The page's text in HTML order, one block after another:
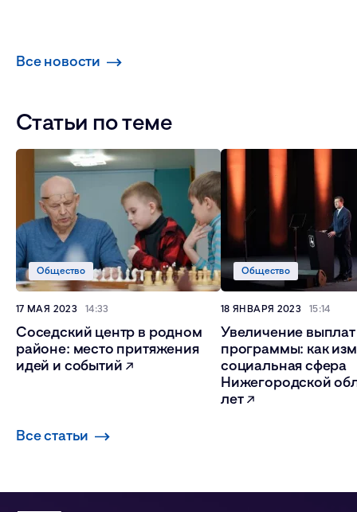
Все новости
Статьи по теме
Соседский центр в родном
районе: место притяжения
идей и событий
Общество
17 МАЯ 2023 14:33
Увеличение
программы: как
социальная сфера
Нижегородской
лет
Общество
18 ЯНВАРЯ 2023 15:14
Все статьи